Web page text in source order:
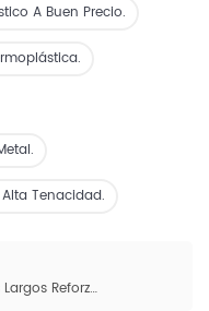
A Buen Precio.
Tenacidad.
Nylon Poliamida 6 Relleno Compuestos Largos Reforzados Con Fibra De Carbono